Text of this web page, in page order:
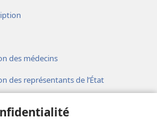
des médecins
des représentants de l’État